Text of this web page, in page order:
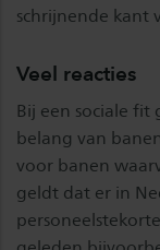
schrijnende kant
Veel reacties
Bij een sociale
belang van
voor banen
geldt dat er in